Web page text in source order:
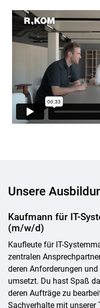
Unsere
Kaufmann für IT-
(m/w/d)
Kaufleute für IT-
zentralen
deren Anforderungen
umsetzt. Du hast Spaß
deren Aufträge zu
Sachverhalte mit unserer